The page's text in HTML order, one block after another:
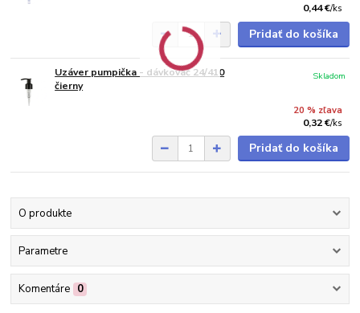
0,44 €/ks
Pridať do košíka
Uzáver pumpička - dávkovač 24/410
čierny
20 % zľava
0,32 €/ks
Skladom
Pridať do košíka
O produkte
Parametre
Komentáre 0